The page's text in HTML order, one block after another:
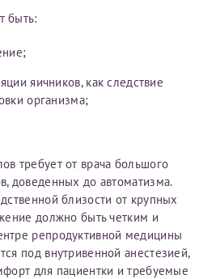
быть:
яичников, как следствие
организма;
требует от врача большого
доведенных до автоматизма.
близости от крупных
должно быть четким и
репродуктивной медицины
под внутривенной анестезией,
для пациентки и требуемые